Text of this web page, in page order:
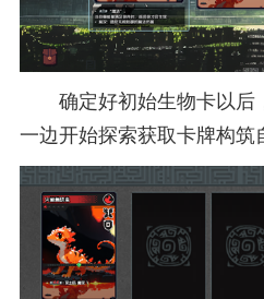
确定好初始生物卡以后
一边开始探索获取卡牌构筑